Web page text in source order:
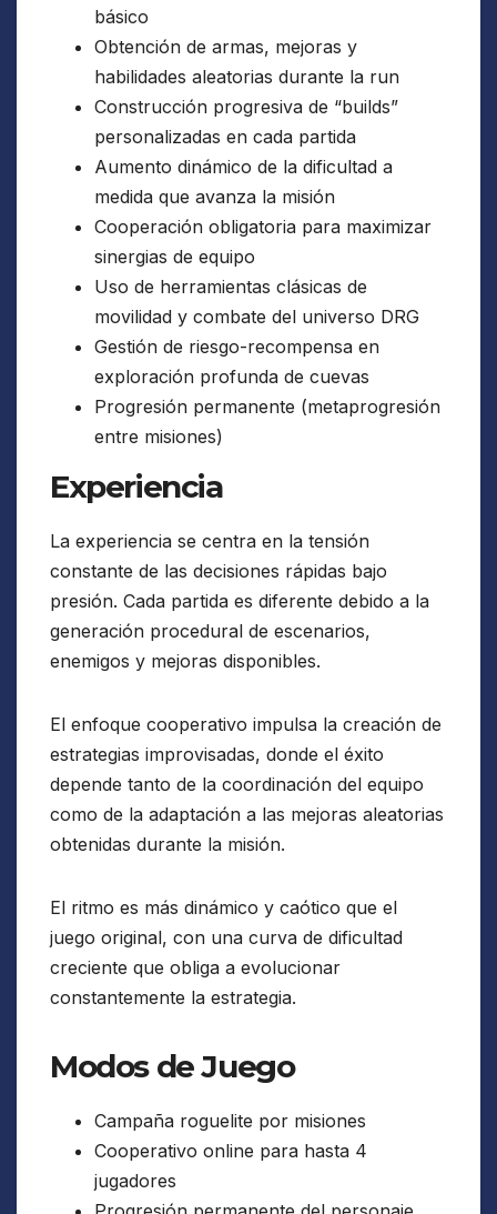
básico
Obtención de armas, mejoras y
habilidades aleatorias durante la run
Construcción progresiva de “builds”
personalizadas en cada partida
Aumento dinámico de la dificultad a
medida que avanza la misión
Cooperación obligatoria para maximizar
sinergias de equipo
Uso de herramientas clásicas de
movilidad y combate del universo DRG
Gestión de riesgo-recompensa en
exploración profunda de cuevas
Progresión permanente (metaprogresión
entre misiones)
Experiencia
La experiencia se centra en la tensión
constante de las decisiones rápidas bajo
presión. Cada partida es diferente debido a la
generación procedural de escenarios,
enemigos y mejoras disponibles.
El enfoque cooperativo impulsa la creación de
estrategias improvisadas, donde el éxito
depende tanto de la coordinación del equipo
como de la adaptación a las mejoras aleatorias
obtenidas durante la misión.
El ritmo es más dinámico y caótico que el
juego original, con una curva de dificultad
creciente que obliga a evolucionar
constantemente la estrategia.
Modos de Juego
Campaña roguelite por misiones
Cooperativo online para hasta 4
jugadores